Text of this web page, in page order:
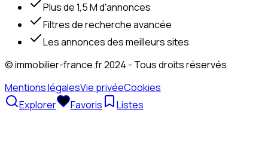
Plus de 1,5 M d'annonces
Filtres de recherche avancée
Les annonces des meilleurs sites
© immobilier-france.fr 2024 - Tous droits réservés
Mentions légalesVie privéeCookies
Explorer
Favoris Listes